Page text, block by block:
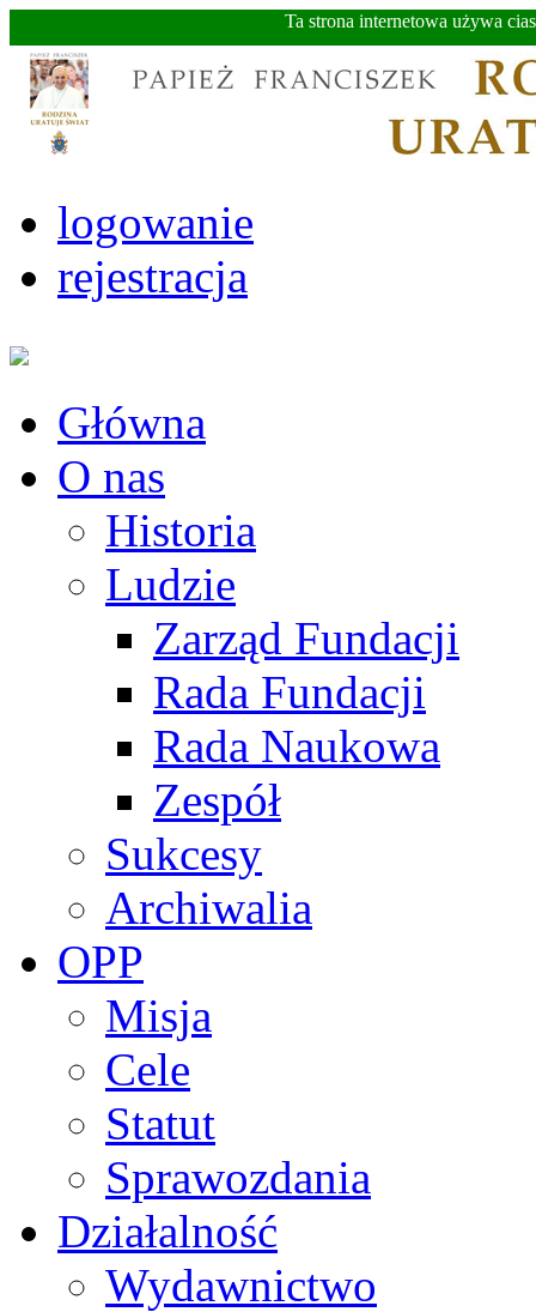
Ta strona internetowa używa
logowanie
rejestracja
Główna
O nas
Historia
Ludzie
Zarząd Fundacji
Rada Fundacji
Rada Naukowa
Zespół
Sukcesy
Archiwalia
OPP
Misja
Cele
Statut
Sprawozdania
Działalność
Wydawnictwo